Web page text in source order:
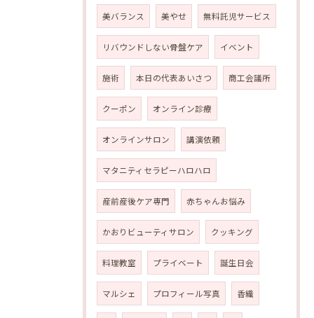
美バランス 美やせ 無料託児サービス
リバウンドしない骨盤ケア イベント
施術 本日の代表あいさつ 商工会議所
クーポン オンライン診療
オンラインサロン 講演依頼
マタニティセラピーハロハロ
産前産後ケア専門 赤ちゃんお悩み
かおりビューティサロン クッキング
料理教室 プライベート 誕生日会
マルシェ プロフィール写真 香織